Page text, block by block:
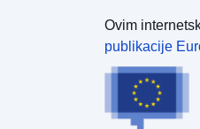
Ovim
publikacije